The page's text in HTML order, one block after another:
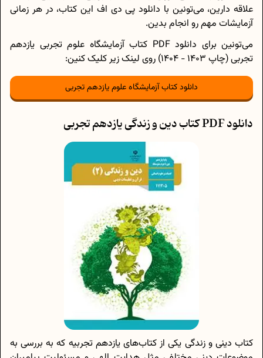
علاقه دارین، می‌تونین با دانلود پی دی اف این کتاب، در هر زمانی
آزمایشات مهم رو انجام بدین.
می‌تونین برای دانلود PDF کتاب آزمایشگاه علوم تجربی یازدهم
تجربی (چاپ 1403 - 1404) روی لینک زیر کلیک کنین:
دانلود کتاب آزمایشگاه علوم یازدهم تجربی
دانلود PDF کتاب دین و زندگی یازدهم تجربی
کتاب دینی و زندگی یکی از کتاب‌های یازدهم تجربیه که به بررسی به